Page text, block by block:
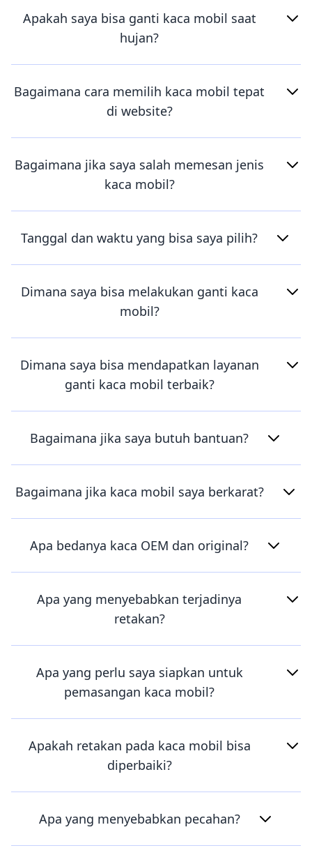
Apakah saya bisa ganti kaca mobil saat
hujan?
Bagaimana cara memilih kaca mobil tepat
di website?
Bagaimana jika saya salah memesan jenis
kaca mobil?
Tanggal dan waktu yang bisa saya pilih?
Dimana saya bisa melakukan ganti kaca
mobil?
Dimana saya bisa mendapatkan layanan
ganti kaca mobil terbaik?
Bagaimana jika saya butuh bantuan?
Bagaimana jika kaca mobil saya berkarat?
Apa bedanya kaca OEM dan original?
Apa yang menyebabkan terjadinya
retakan?
Apa yang perlu saya siapkan untuk
pemasangan kaca mobil?
Apakah retakan pada kaca mobil bisa
diperbaiki?
Apa yang menyebabkan pecahan?